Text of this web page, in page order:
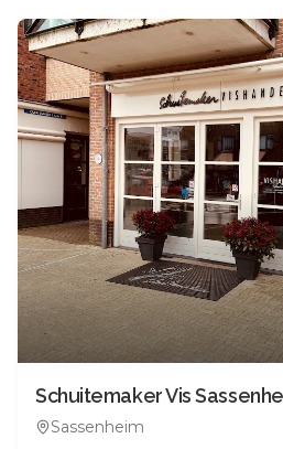
Schuitemaker Vis
Sassenheim